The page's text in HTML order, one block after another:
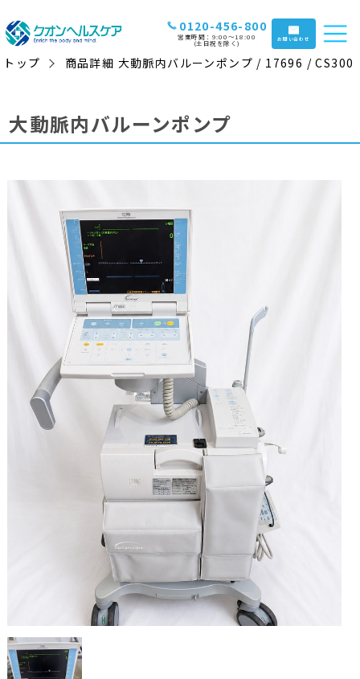
0120-456-800
営業時間：9:00〜18:00
(土日祝を除く) お問い合わせ
トップ 商品詳細 大動脈内バルーンポンプ / 17696 / CS300
大動脈内バルーンポンプ